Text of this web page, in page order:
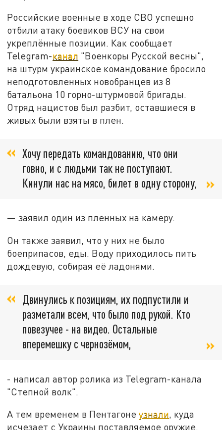
Российские военные в ходе СВО успешно
отбили атаку боевиков ВСУ на свои
укреплённые позиции. Как сообщает
Telegram-канал "Военкоры Русской весны",
на штурм украинское командование бросило
неподготовленных новобранцев из 8
батальона 10 горно-штурмовой бригады.
Отряд нацистов был разбит, оставшиеся в
живых были взяты в плен.
Хочу передать командованию, что они
говно, и с людьми так не поступают.
Кинули нас на мясо, билет в одну сторону,
— заявил один из пленных на камеру.
Он также заявил, что у них не было
боеприпасов, еды. Воду приходилось пить
дождевую, собирая её ладонями.
Двинулись к позициям, их подпустили и
разметали всем, что было под рукой. Кто
повезучее - на видео. Остальные
вперемешку с чернозёмом,
- написал автор ролика из Telegram-канала
"Степной волк".
А тем временем в Пентагонеузнали, куда
исчезает с Украины поставляемое оружие.